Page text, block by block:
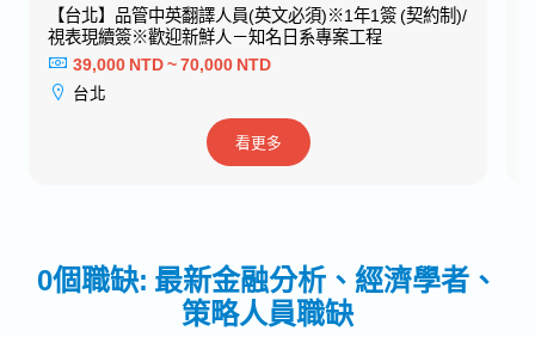
【台北】品管中英翻譯人員(英文必須)※1年1簽 (契約制)/
視表現續簽※歡迎新鮮人－知名日系專案工程
39,000 NTD ~ 70,000 NTD
台北
看更多
0個職缺: 最新金融分析、經濟學者、
策略人員職缺